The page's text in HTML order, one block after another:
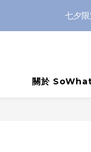
七夕
關於